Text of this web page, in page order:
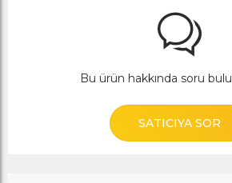
Bu ürün hakkında soru
SATICIYA SOR